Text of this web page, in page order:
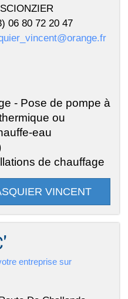
06 80 72 20 47
- Pose de pompe à
ou
eau
de chauffage
VINCENT
entreprise sur